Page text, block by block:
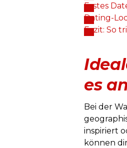
Erstes
Dating-
Fazit: So
es
Bei der
inspiriert
können